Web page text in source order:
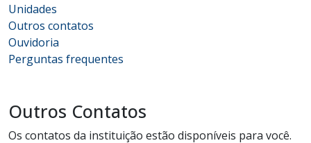
Unidades
Outros contatos
Ouvidoria
Perguntas frequentes
Outros Contatos
Os contatos da instituição estão disponíveis para você.